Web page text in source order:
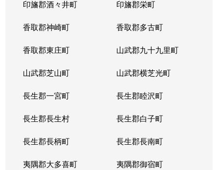
印旛郡酒々井町 印旛郡栄町
香取郡神崎町 香取郡多古町
香取郡東庄町 山武郡九十九里町
山武郡芝山町 山武郡横芝光町
長生郡一宮町 長生郡睦沢町
長生郡長生村 長生郡白子町
長生郡長柄町 長生郡長南町
夷隅郡大多喜町 夷隅郡御宿町